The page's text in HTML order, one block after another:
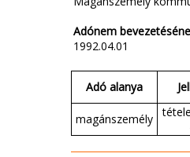
Adónem
1992.04.01
Adó alanya
magánszemély